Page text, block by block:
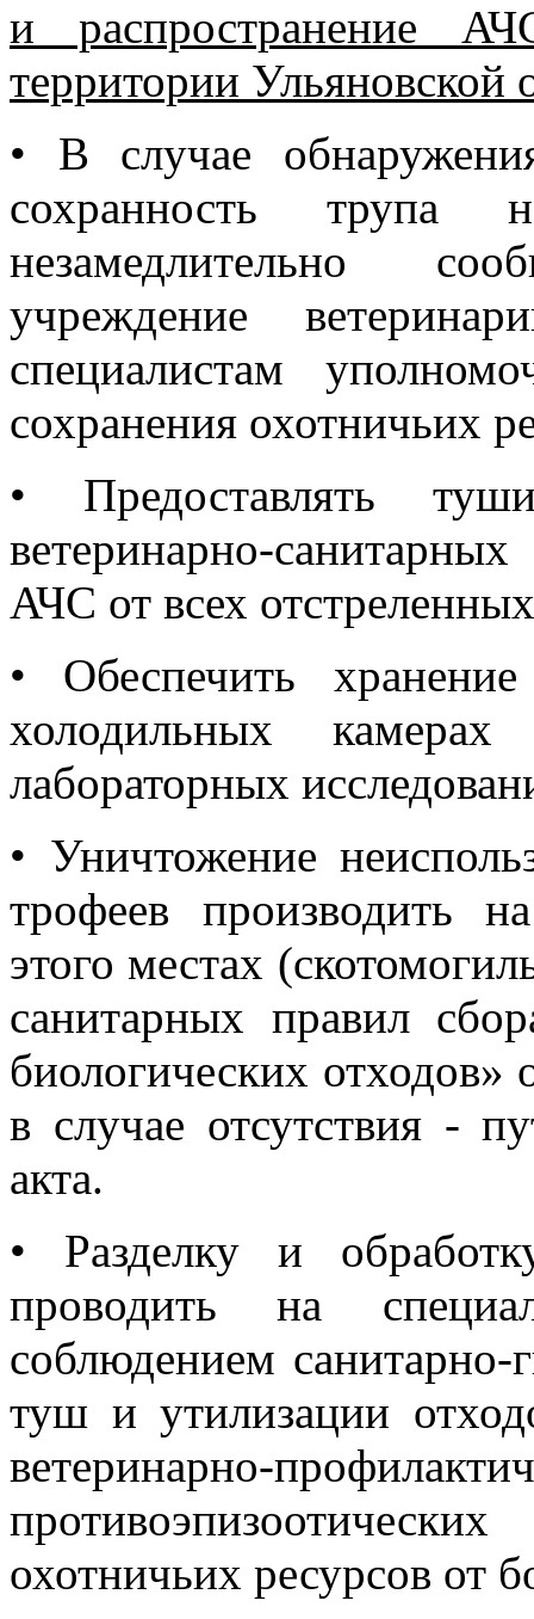
и распространение
территории Ульяновской
• В случае
сохранность
незамедлительно
учреждение
специалистам
сохранения охотничьих
• Предоставлять
ветеринарно-
АЧС от всех
• Обеспечить
холодильных
лабораторных
• Уничтожение
трофеев производить
этого местах
санитарных правил
биологических
в случае отсутствия -
акта.
• Разделку и
проводить на
соблюдением санитарно-
туш и утилизации
ветеринарно-
охотничьих ресурсов от